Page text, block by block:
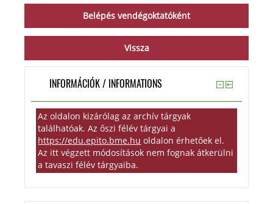
INFORMÁCIÓK / INFORMATIONS
Az oldalon kizárólag az archív tárgyak
találhatóak. Az őszi félév tárgyai a
https://edu.epito.bme.hu oldalon érhetőek el.
Az itt végzett módosítások nem fognak átkerülni
a tavaszi félév tárgyaiba.